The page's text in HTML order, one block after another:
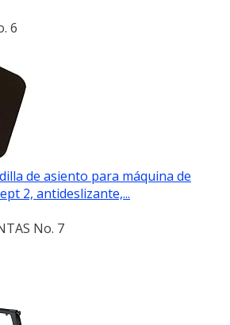
6
de asiento para máquina de
2, antideslizante,...
No. 7